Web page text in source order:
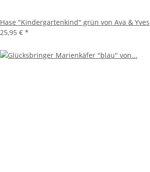
Hase "Kindergartenkind" grün von Ava & Yves
25,95 € *